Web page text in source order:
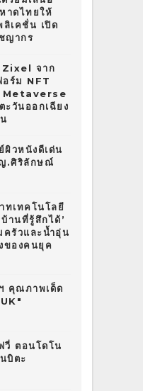
าดไทยให้
เคชั่น เปิด
ญากร
Zixel จาก
ร์ม NFT
Metaverse
ะวันออกเฉียง
ผิวหนังดีเด่น
.ศิริลักษณ์
ทเทคโนโลยี
านที่รู้สึกได้’
ครัวและน้ำอุ่น
ของคนยุค
คุณภาพเด็ด
วี่ ตอนโดโน
บิตะ